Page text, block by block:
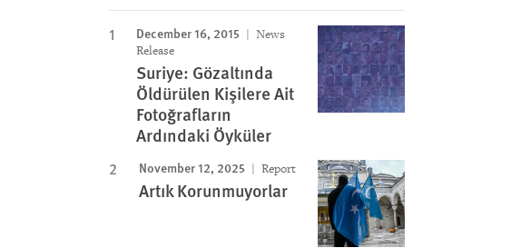
December 16, 2015
News
Release
Suriye: Gözaltında
Öldürülen Kişilere Ait
Fotoğrafların
Ardındaki Öyküler
November 12, 2025 Report
Artık Korunmuyorlar